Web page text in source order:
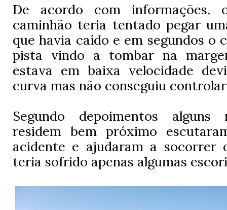
De acordo com informações,
caminhão teria tentado pegar
que havia caído e em segundos o
pista vindo a tombar na
estava em baixa velocidade
curva mas não conseguiu
Segundo depoimentos alguns
residem bem próximo
acidente e ajudaram a socorrer
teria sofrido apenas algumas